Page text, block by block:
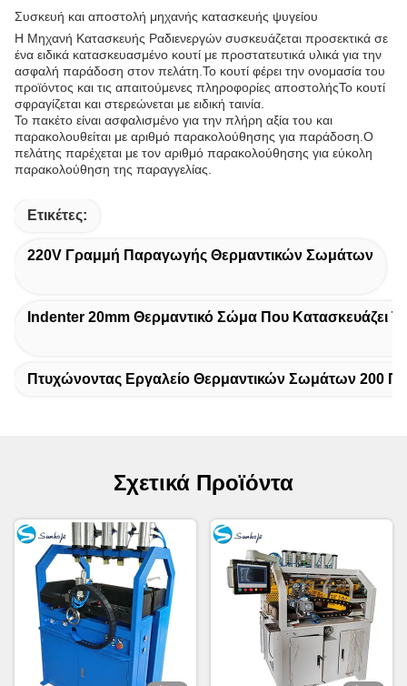
Συσκευή και αποστολή μηχανής κατασκευής ψυγείου
Η Μηχανή Κατασκευής Ραδιενεργών συσκευάζεται προσεκτικά σε
ένα ειδικά κατασκευασμένο κουτί με προστατευτικά υλικά για την
ασφαλή παράδοση στον πελάτη.Το κουτί φέρει την ονομασία του
προϊόντος και τις απαιτούμενες πληροφορίες αποστολήςΤο κουτί
σφραγίζεται και στερεώνεται με ειδική ταινία.
Το πακέτο είναι ασφαλισμένο για την πλήρη αξία του και
παρακολουθείται με αριθμό παρακολούθησης για παράδοση.Ο
πελάτης παρέχεται με τον αριθμό παρακολούθησης για εύκολη
παρακολούθηση της παραγγελίας.
Ετικέτες:
220V Γραμμή Παραγωγής Θερμαντικών Σωμάτων
Indenter 20mm Θερμαντικό Σώμα Που Κατασκευάζει
Πτυχώνοντας Εργαλείο Θερμαντικών Σωμάτων 200
Σχετικά Προϊόντα